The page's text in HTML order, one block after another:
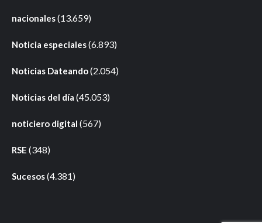
nacionales(13.659)
Noticia especiales(6.893)
Noticias Dateando(2.054)
Noticias del día (45.053)
noticiero digital (567)
RSE (348)
Sucesos(4.381)